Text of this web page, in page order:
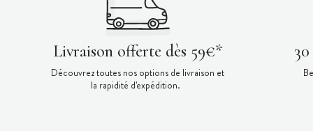
Livraison offerte dès 59€*
Découvrez toutes nos options de livraison et
la rapidité d'expédition.